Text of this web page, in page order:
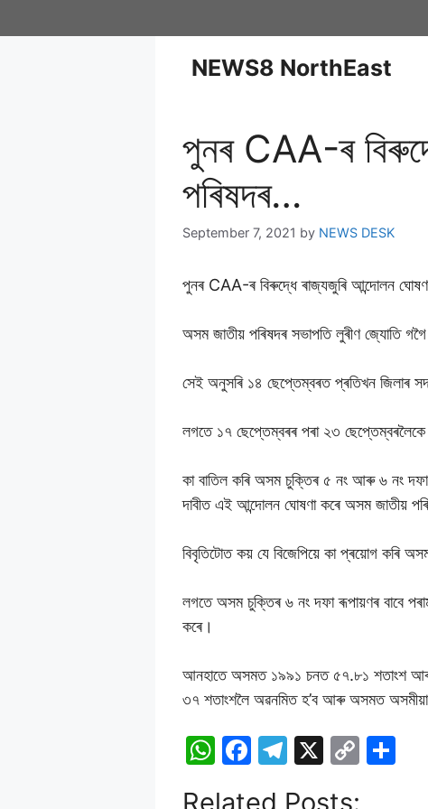
NEWS8 NorthEast
পুনৰ CAA-ৰ
পৰিষদৰ…
September 7, 2021 by NEWS DESK
পুনৰ CAA-ৰ বিৰুদ্ধে ৰাজ্যজুৰি আন্দোলন
অসম জাতীয় পৰিষদৰ সভাপতি লুৰীণ জ্যোতি
সেই অনুসৰি ১৪ ছেপ্তেম্বৰত প্ৰতিখন জিলাৰ
লগতে ১৭ ছেপ্তেম্বৰৰ পৰা ২৩ ছেপ্তেম্বৰলৈকে
কা বাতিল কৰি অসম চুক্তিৰ ৫ নং আৰু ৬ নং দফা
দাবীত এই আন্দোলন ঘোষণা কৰে অসম জাতীয়
বিবৃতিটোত কয় যে বিজেপিয়ে কা প্ৰয়োগ কৰি
লগতে অসম চুক্তিৰ ৬ নং দফা ৰূপায়ণৰ বাবে
কৰে।
আনহাতে অসমত ১৯৯১ চনত ৫৭.৮১ শতাংশ আৰু
৩৭ শতাংশলৈ অৱনমিত হ’ব আৰু অসমত অসমীয়া
W F
T
X
C
Related Posts: